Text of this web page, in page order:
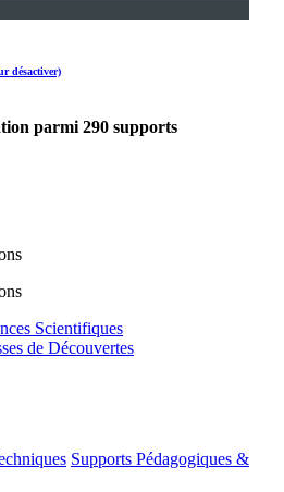
désactiver)
parmi 290 supports
Scientifiques
de Découvertes
Supports Pédagogiques &